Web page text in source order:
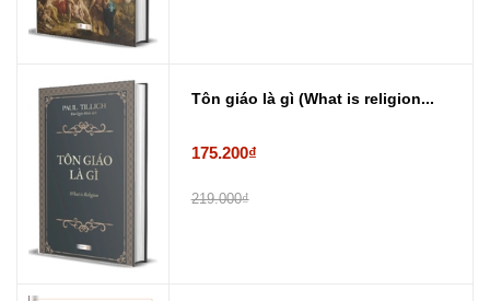
Tôn giáo là gì (What is religion...
175.200₫
219.000₫